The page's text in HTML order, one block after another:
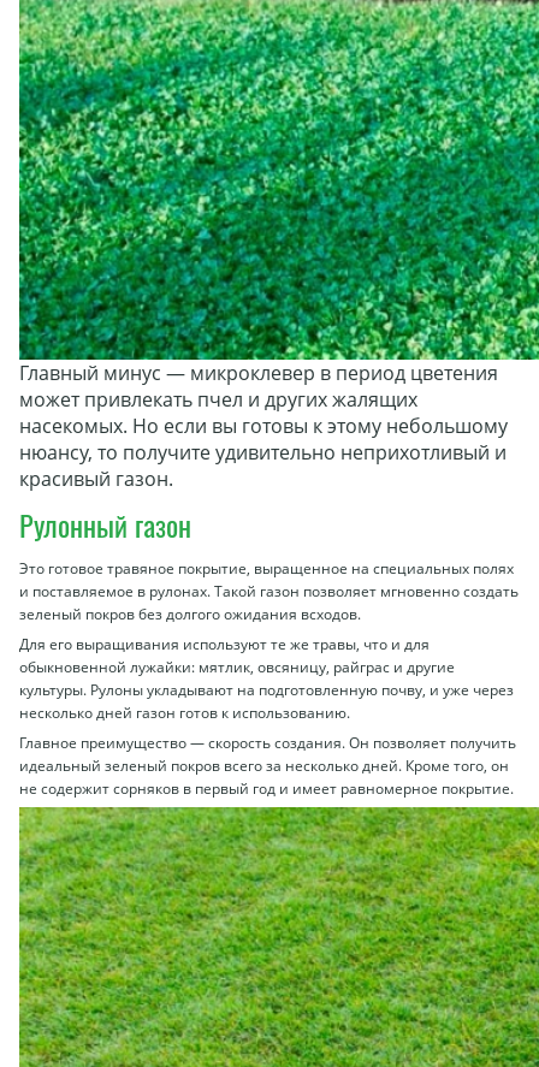
Главный минус — микроклевер в период цветения
может привлекать пчел и других жалящих
насекомых. Но если вы готовы к этому небольшому
нюансу, то получите удивительно неприхотливый и
красивый газон.
Рулонный газон
Это готовое травяное покрытие, выращенное на специальных полях
и поставляемое в рулонах. Такой газон позволяет мгновенно создать
зеленый покров без долгого ожидания всходов.
Для его выращивания используют те же травы, что и для
обыкновенной лужайки: мятлик, овсяницу, райграс и другие
культуры. Рулоны укладывают на подготовленную почву, и уже через
несколько дней газон готов к использованию.
Главное преимущество — скорость создания. Он позволяет получить
идеальный зеленый покров всего за несколько дней. Кроме того, он
не содержит сорняков в первый год и имеет равномерное покрытие.